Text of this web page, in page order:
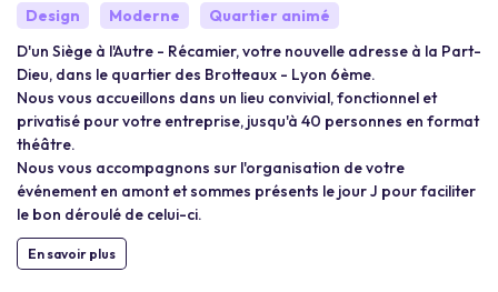
Design Moderne
Quartier animé
D'un Siège à l'Autre - Récamier, votre nouvelle adresse à la Part-
Dieu, dans le quartier des Brotteaux - Lyon 6ème.
Nous vous accueillons dans un lieu convivial, fonctionnel et
privatisé pour votre entreprise, jusqu'à 40 personnes en format
théâtre.
Nous vous accompagnons sur l'organisation de votre
événement en amont et sommes présents le jour J pour faciliter
le bon déroulé de celui-ci.
En savoir plus